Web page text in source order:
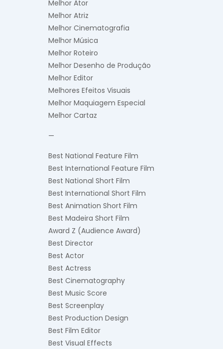
Melhor Ator
Melhor Atriz
Melhor Cinematografia
Melhor Música
Melhor Roteiro
Melhor Desenho de Produção
Melhor Editor
Melhores Efeitos Visuais
Melhor Maquiagem Especial
Melhor Cartaz
—
Best National Feature Film
Best International Feature Film
Best National Short Film
Best International Short Film
Best Animation Short Film
Best Madeira Short Film
Award Z (Audience Award)
Best Director
Best Actor
Best Actress
Best Cinematography
Best Music Score
Best Screenplay
Best Production Design
Best Film Editor
Best Visual Effects